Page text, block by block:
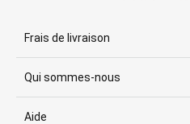
Frais de livraison
Qui sommes-nous
Aide